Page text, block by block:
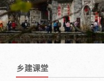
乡建课堂